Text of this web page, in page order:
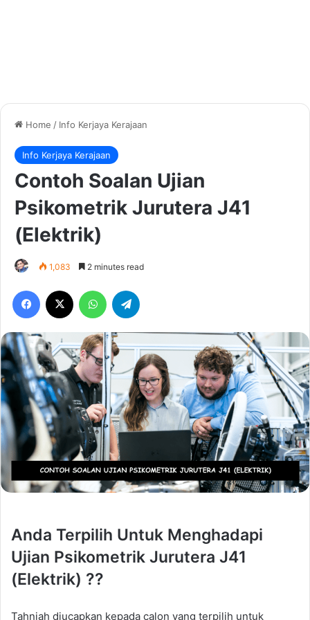
Home / Info Kerjaya Kerajaan
Info Kerjaya Kerajaan
Contoh Soalan Ujian
Psikometrik Jurutera J41
(Elektrik)
1,083 2 minutes read
Facebook WhatsApp
Anda Terpilih Untuk Menghadapi
Ujian Psikometrik Jurutera J41
(Elektrik) ??
Tahniah diucapkan kepada calon yang terpilih untuk